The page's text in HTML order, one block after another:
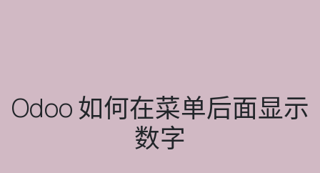
Odoo 如何在菜单后面显示
数字